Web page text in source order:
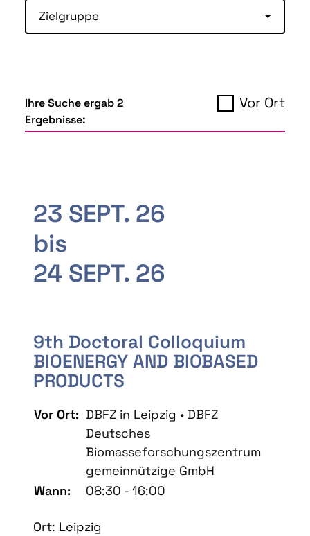
Zielgruppe
Ihre Suche ergab 2
Ergebnisse:
Vor Ort
23 SEPT. 26
bis
24 SEPT. 26
9th Doctoral Colloquium
BIOENERGY AND BIOBASED
PRODUCTS
Vor Ort: DBFZ in Leipzig • DBFZ
Deutsches
Biomasseforschungszentrum
gemeinnützige GmbH
Wann:
08:30 - 16:00
Ort: Leipzig